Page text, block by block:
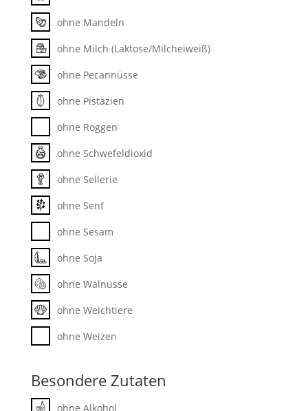
ohne Mandeln
ohne Milch (Laktose/Milcheiweiß)
ohne Pecannüsse
ohne Pistazien
ohne Roggen
ohne Schwefeldioxid
ohne Sellerie
ohne Senf
ohne Sesam
ohne Soja
ohne Walnüsse
ohne Weichtiere
ohne Weizen
Besondere Zutaten
ohne Alkohol